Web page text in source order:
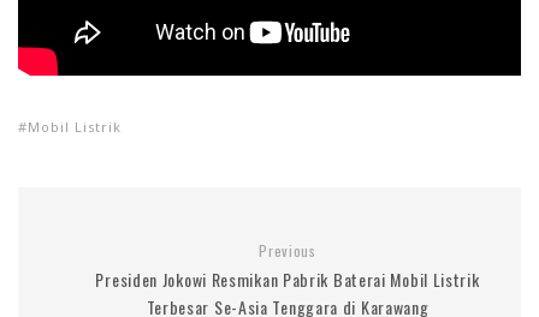
Mobil Listrik
Previous
Presiden Jokowi Resmikan Pabrik Baterai Mobil Listrik
Terbesar Se-Asia Tenggara di Karawang